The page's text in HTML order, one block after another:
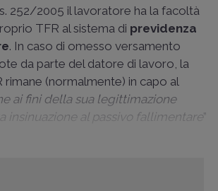
252/2005 il lavoratore ha la facoltà
TFR al sistema di previdenza
. In caso di omesso versamento
da parte del datore di lavoro, la
(normalmente) in capo al
ai fini della sua legittimazione
insinuazione al passivo fallimentare”